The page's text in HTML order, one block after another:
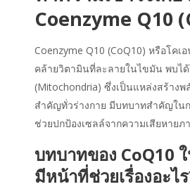
Coenzyme Q10
Coenzyme Q10 (CoQ10) หรือโคเ
คล้ายวิตามินที่ละลายในไขมัน พบไ
(Mitochondria) ซึ่งเป็นแหล่งสร้างพ
สำคัญทั่วร่างกาย มีบทบาทสำคัญใน
ช่วยปกป้องเซลล์จากความเสียหายภ
บทบาทของ CoQ10
มีหน้าที่ช่วยเรื่องอะไร